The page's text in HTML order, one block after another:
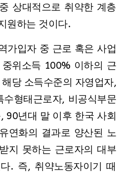
상대적으로 취약한 계층
원하는 것이다.
가입자 중 근로 혹은 사업
위소득 100% 이하의 근
당 소득수준의 자영업자,
수형태근로자, 비공식부문
90년대 말 이후 한국 사회
연화의 결과로 양산된 노
지 못하는 근로자의 대부
. 즉, 취약노동자이기 때